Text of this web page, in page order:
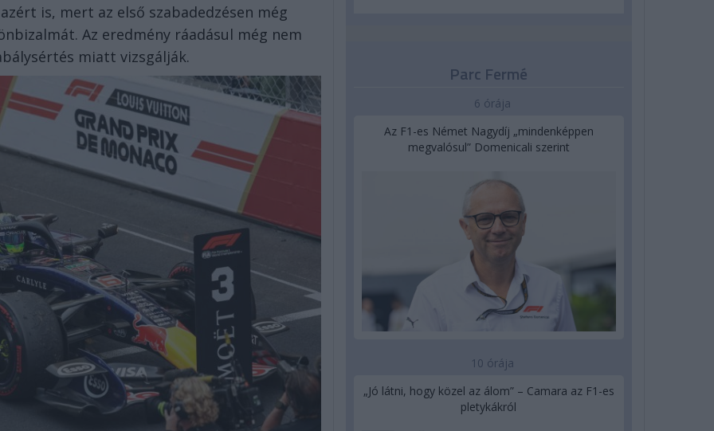
is, mert az első szabadedzésen még
Az eredmény ráadásul még nem
miatt vizsgálják.
Parc Fermé
6 órája
Az F1-es Német Nagydíj „mindenképpen
megvalósul” Domenicali szerint
10 órája
„Jó látni, hogy közel az álom” – Camara az F1-es
pletykákról